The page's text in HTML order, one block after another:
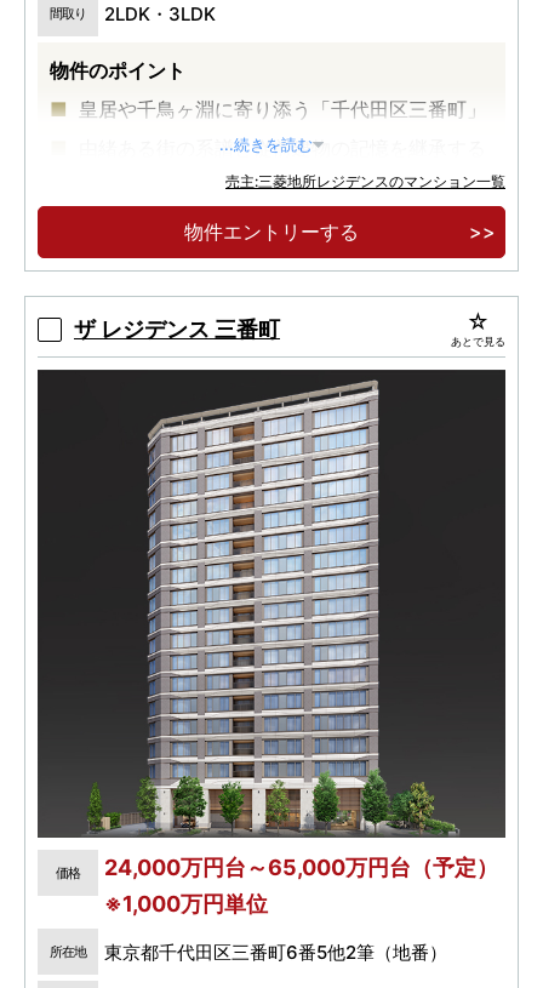
間取り 2LDK・3LDK
物件のポイント
皇居や千鳥ヶ淵に寄り添う「千代田区三番町」
由緒ある街の系譜と従前建物の記憶を継承する
千鳥ヶ淵の桜や水景など、季節ごとに移りゆく
自然の潤いを身近にするロケーション。
...続きを読む
売主:三菱地所レジデンスのマンション一覧
物件エントリーする
ザ レジデンス 三番町 あとで見る
価格
24,000万円台～65,000万円台（予定）
※1,000万円単位
所在地 東京都千代田区三番町6番5他2筆（地番）